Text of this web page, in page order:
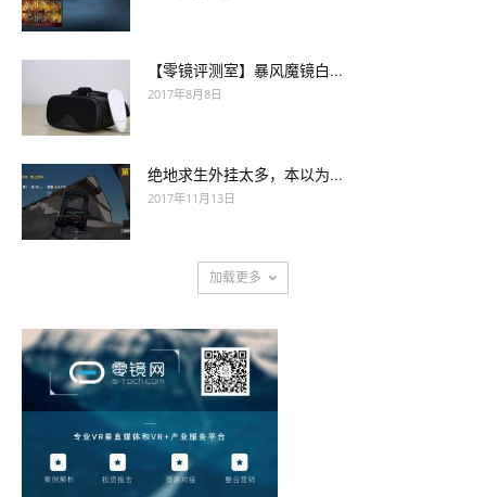
【零镜评测室】暴风魔镜白...
2017年8月8日
绝地求生外挂太多，本以为...
2017年11月13日
加载更多